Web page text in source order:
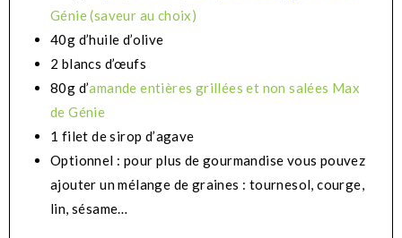
Génie (saveur au choix)
40g d’huile d’olive
2 blancs d’œufs
80g d’amande entières grillées et non salées Max
de Génie
1 filet de sirop d’agave
Optionnel : pour plus de gourmandise vous pouvez
ajouter un mélange de graines : tournesol, courge,
lin, sésame…